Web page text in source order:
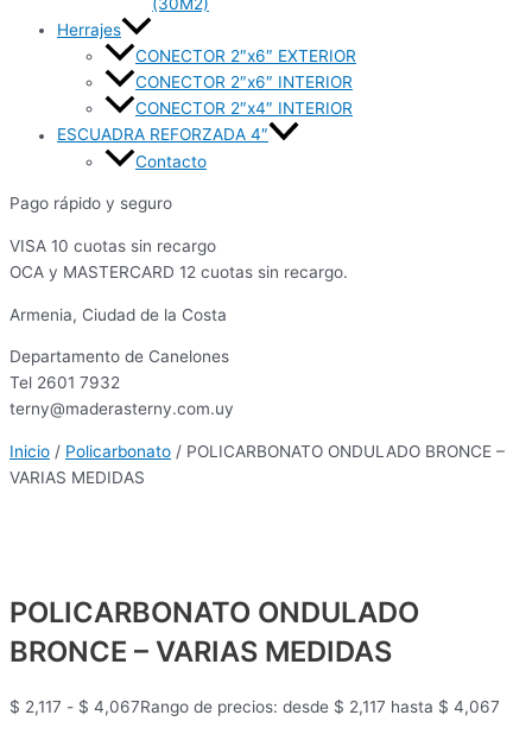
(30M2)
Herrajes
CONECTOR 2″x6″ EXTERIOR
CONECTOR 2″x6″ INTERIOR
CONECTOR 2″x4″ INTERIOR
ESCUADRA REFORZADA 4″
Contacto
Pago rápido y seguro
VISA 10 cuotas sin recargo
OCA y MASTERCARD 12 cuotas sin recargo.
Armenia, Ciudad de la Costa
Departamento de Canelones
Tel 2601 7932
terny@maderasterny.com.uy
Inicio / Policarbonato / POLICARBONATO ONDULADO BRONCE –
VARIAS MEDIDAS
POLICARBONATO ONDULADO
BRONCE – VARIAS MEDIDAS
$ 2,117 - $ 4,067Rango de precios: desde $ 2,117 hasta $ 4,067